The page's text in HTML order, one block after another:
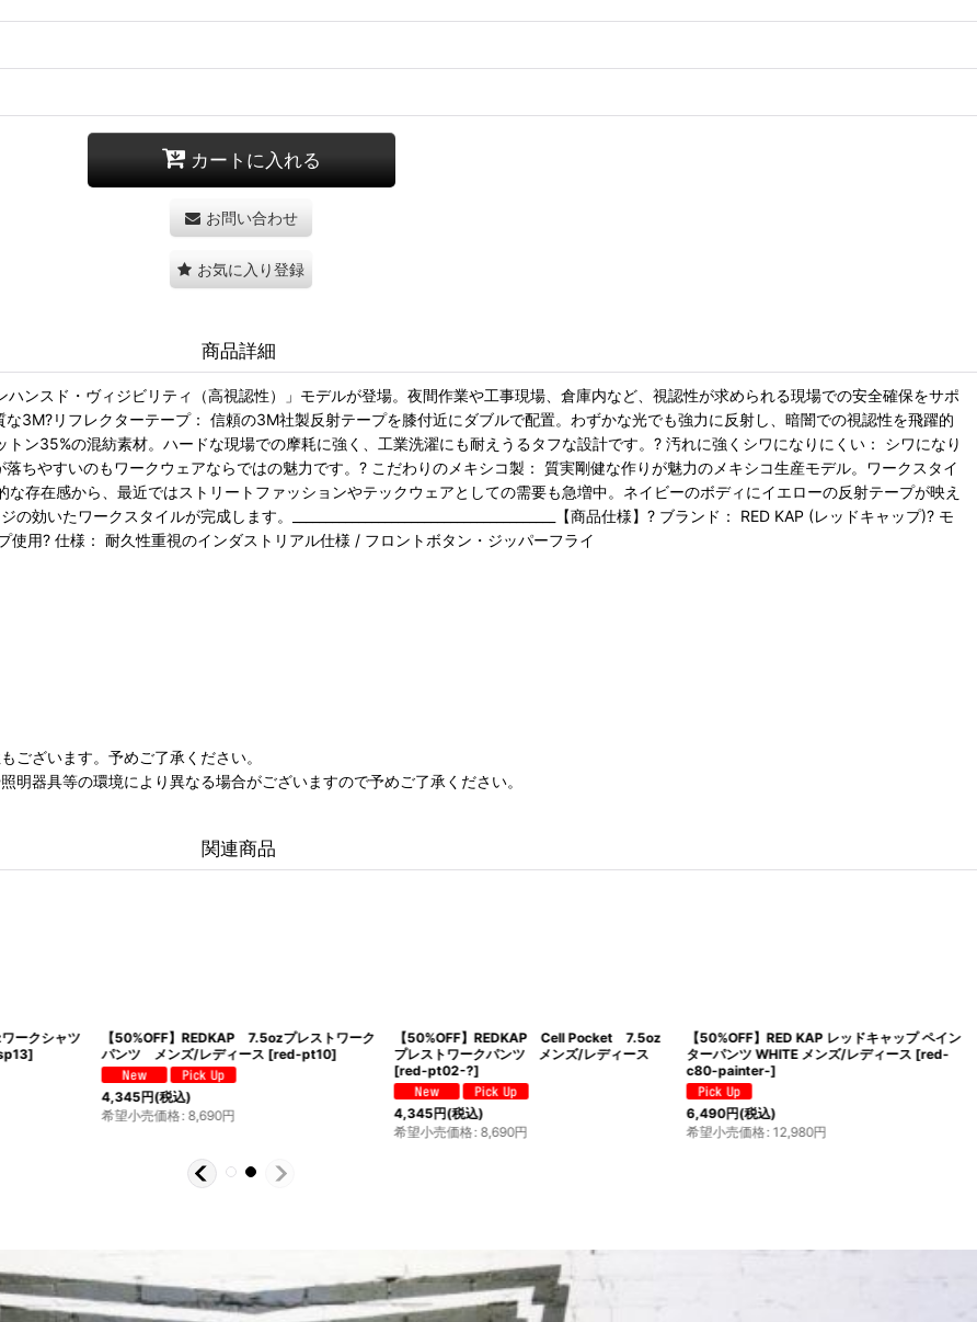
カートに入れる
お問い合わせ
お気に入り登録
商品詳細
ンスド・ヴィジビリティ（高視認性）」モデルが登場。夜間作業や工事現場、倉庫内など、視認性が求められる現場での安全確保をサポ
3M?リフレクターテープ： 信頼の3M社製反射テープを膝付近にダブルで配置。わずかな光でも強力に反射し、暗闇での視認性を飛躍的
ン35%の混紡素材。ハードな現場での摩耗に強く、工業洗濯にも耐えうるタフな設計です。? 汚れに強くシワになりにくい： シワになり
ちやすいのもワークウェアならではの魅力です。? こだわりのメキシコ製： 質実剛健な作りが魅力のメキシコ生産モデル。ワークスタイ
存在感から、最近ではストリートファッションやテックウェアとしての需要も急増中。ネイビーのボディにイエローの反射テープが映え
いたワークスタイルが完成します。________________________________________【商品仕様】? ブランド： RED KAP (レッドキャップ)? モ
用? 仕様： 耐久性重視のインダストリアル仕様 / フロントボタン・ジッパーフライ
ございます。予めご了承ください。
器具等の環境により異なる場合がございますので予めご了承ください。
関連商品
ークシャツ
]
【50%OFF】REDKAP 7.5ozプレストワーク
パンツ メンズ/レディース [red-pt10]
4,345円(税込)
希望小売価格: 8,690円
【50%OFF】REDKAP Cell Pocket 7.5oz
プレストワークパンツ メンズ/レディース
[red-pt02-?]
4,345円(税込)
希望小売価格: 8,690円
【50%OFF】RED KAP レッドキャップ ペイン
ターパンツ WHITE メンズ/レディース [red-
c80-painter-]
6,490円(税込)
希望小売価格: 12,980円